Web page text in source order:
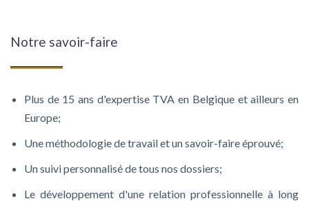
Notre savoir-faire
Plus de 15 ans d'expertise TVA en Belgique et ailleurs en
Europe;
Une méthodologie de travail et un savoir-faire éprouvé;
Un suivi personnalisé de tous nos dossiers;
Le développement d'une relation professionnelle à long